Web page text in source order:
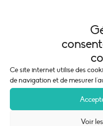
Ce site internet utilise des
de navigation et de mesurer
Voir
Mentions légales
Politique de cookies (UE)